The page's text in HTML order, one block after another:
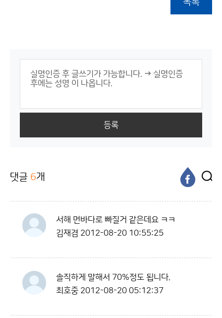
등록
댓글 6개
서해 먼바다로 빠질거 같은데요 ㅋㅋ
김재겸 2012-08-20 10:55:25
솔직하게 말해서 70%정도 됩니다.
최호중 2012-08-20 05:12:37